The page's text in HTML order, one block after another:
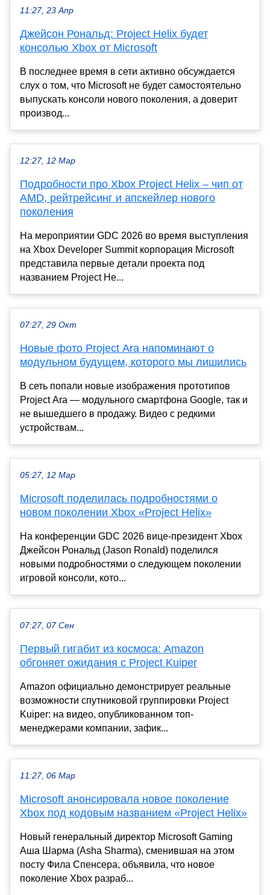
11:27, 23 Апр
Джейсон Рональд: Project Helix будет
консолью Xbox от Microsoft
В последнее время в сети активно обсуждается
слух о том, что Microsoft не будет самостоятельно
выпускать консоли нового поколения, а доверит
производ...
12:27, 12 Мар
Подробности про Xbox Project Helix – чип от
AMD, рейтрейсинг и апскейлер нового
поколения
На мероприятии GDC 2026 во время выступления
на Xbox Developer Summit корпорация Microsoft
представила первые детали проекта под
названием Project He...
07:27, 29 Окт
Новые фото Project Ara напоминают о
модульном будущем, которого мы лишились
В сеть попали новые изображения прототипов
Project Ara — модульного смартфона Google, так и
не вышедшего в продажу. Видео с редкими
устройствам...
05:27, 12 Мар
Microsoft поделилась подробностями о
новом поколении Xbox «Project Helix»
На конференции GDC 2026 вице-президент Xbox
Джейсон Рональд (Jason Ronald) поделился
новыми подробностями о следующем поколении
игровой консоли, кото...
07:27, 07 Сен
Первый гигабит из космоса: Amazon
обгоняет ожидания с Project Kuiper
Amazon официально демонстрирует реальные
возможности спутниковой группировки Project
Kuiper: на видео, опубликованном топ-
менеджерами компании, зафик...
11:27, 06 Мар
Microsoft анонсировала новое поколение
Xbox под кодовым названием «Project Helix»
Новый генеральный директор Microsoft Gaming
Аша Шарма (Asha Sharma), сменившая на этом
посту Фила Спенсера, объявила, что новое
поколение Xbox разраб...